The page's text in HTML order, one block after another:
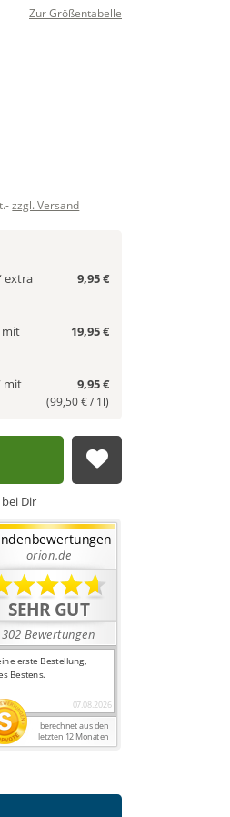
Zur Größentabelle
zzgl. Versand
extra
9,95 €
mit
19,95 €
mit
9,95 €
(99,50 € / 1l)
Auf die
Dir